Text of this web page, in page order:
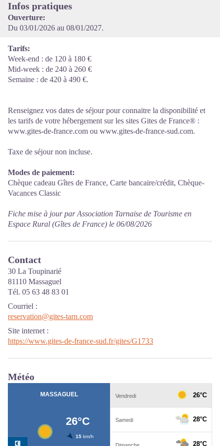
Infos pratiques
Ouverture:
Du 03/01/2026 au 08/01/2027.
Tarifs:
Week-end : de 120 à 180 €
Mid-week : de 240 à 260 €
Semaine : de 420 à 490 €.
Renseignez vos dates de séjour pour connaitre la disponibilité et
les tarifs de votre hébergement sur les sites Gites de France® :
www.gites-de-france.com ou www.gites-de-france-sud.com.
Taxe de séjour non incluse.
Modes de paiement:
Chèque cadeau Gîtes de France, Carte bancaire/crédit, Chèque-
Vacances Classic
Fiche mise à jour par Association Tarnaise de Tourisme en
Espace Rural (Gîtes de France) le 06/08/2026
Contact
30 La Toupinarié
81110 Massaguel
Tél. 05 63 48 83 01
Courriel :
reservation@gites-tarn.com
Site internet :
https://www.gites-de-france-sud.fr/gites/G1733
Météo